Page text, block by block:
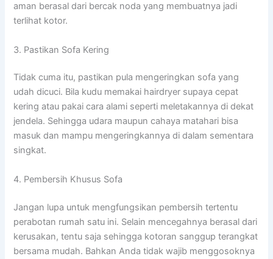
aman berasal dari bercak noda yang membuatnya jadi
terlihat kotor.
3. Pastikan Sofa Kering
Tidak cuma itu, pastikan pula mengeringkan sofa yang
udah dicuci. Bila kudu memakai hairdryer supaya cepat
kering atau pakai cara alami seperti meletakannya di dekat
jendela. Sehingga udara maupun cahaya matahari bisa
masuk dan mampu mengeringkannya di dalam sementara
singkat.
4. Pembersih Khusus Sofa
Jangan lupa untuk mengfungsikan pembersih tertentu
perabotan rumah satu ini. Selain mencegahnya berasal dari
kerusakan, tentu saja sehingga kotoran sanggup terangkat
bersama mudah. Bahkan Anda tidak wajib menggosoknya